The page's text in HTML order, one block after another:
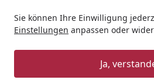
Sie können Ihre Einwilligung
Einstellungen anpassen oder
Ja,